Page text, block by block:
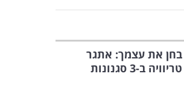
בחן את עצמך: אתגר
טריוויה ב-3 סגנונות